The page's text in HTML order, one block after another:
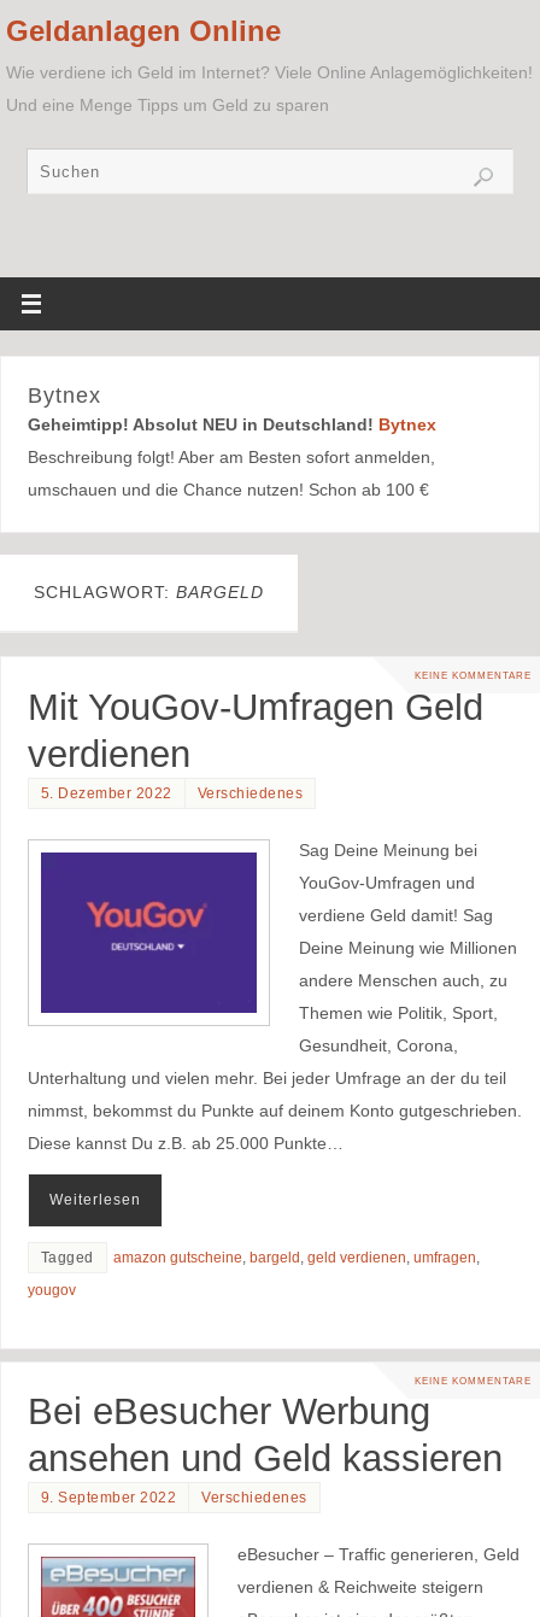
Geldanlagen Online
Wie verdiene ich Geld im Internet? Viele Online Anlagemöglichkeiten!
Und eine Menge Tipps um Geld zu sparen
Bytnex
Geheimtipp! Absolut NEU in Deutschland! Bytnex
Beschreibung folgt! Aber am Besten sofort anmelden,
umschauen und die Chance nutzen! Schon ab 100 €
SCHLAGWORT: BARGELD
KEINE KOMMENTARE
Mit YouGov-Umfragen Geld
verdienen
5. Dezember 2022 Verschiedenes
Sag Deine Meinung bei
YouGov-Umfragen und
verdiene Geld damit! Sag
Deine Meinung wie Millionen
andere Menschen auch, zu
Themen wie Politik, Sport,
Gesundheit, Corona,
Unterhaltung und vielen mehr. Bei jeder Umfrage an der du teil
nimmst, bekommst du Punkte auf deinem Konto gutgeschrieben.
Diese kannst Du z.B. ab 25.000 Punkte…
Weiterlesen
Tagged amazon gutscheine, bargeld , geld verdienen, umfragen,
yougov
KEINE KOMMENTARE
Bei eBesucher Werbung
ansehen und Geld kassieren
9. September 2022 Verschiedenes
eBesucher – Traffic generieren, Geld
verdienen & Reichweite steigern